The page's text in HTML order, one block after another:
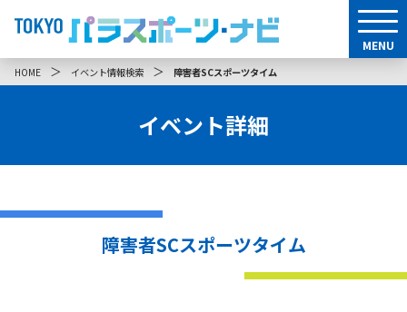
MENU
HOME ＞ イベント情報検索 ＞ 障害者SCスポーツタイム
イベント詳細
障害者SCスポーツタイム